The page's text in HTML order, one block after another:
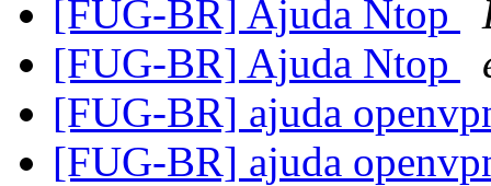
[FUG-BR] Ajuda Ntop
[FUG-BR] Ajuda Ntop
[FUG-BR] ajuda
[FUG-BR] ajuda